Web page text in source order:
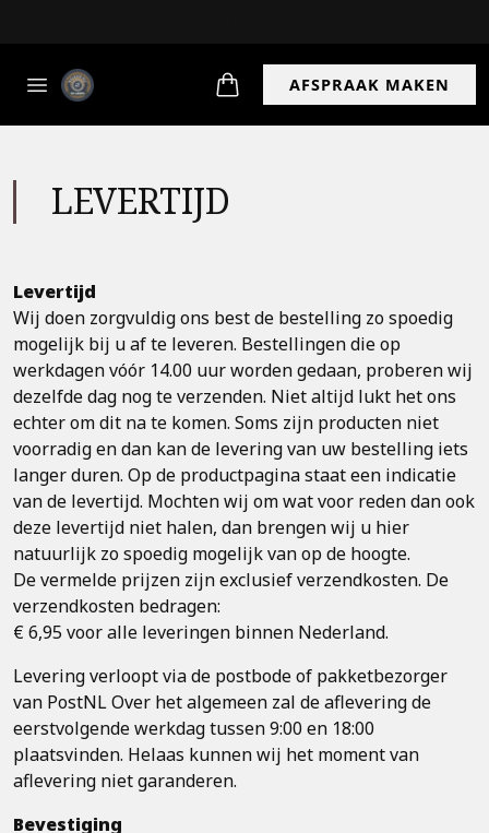
AFSPRAAK MAKEN
LEVERTIJD
Levertijd
Wij doen zorgvuldig ons best de bestelling zo spoedig
mogelijk bij u af te leveren. Bestellingen die op
werkdagen vóór 14.00 uur worden gedaan, proberen wij
dezelfde dag nog te verzenden. Niet altijd lukt het ons
echter om dit na te komen. Soms zijn producten niet
voorradig en dan kan de levering van uw bestelling iets
langer duren. Op de productpagina staat een indicatie
van de levertijd. Mochten wij om wat voor reden dan ook
deze levertijd niet halen, dan brengen wij u hier
natuurlijk zo spoedig mogelijk van op de hoogte.
De vermelde prijzen zijn exclusief verzendkosten. De
verzendkosten bedragen:
€ 6,95 voor alle leveringen binnen Nederland.
Levering verloopt via de postbode of pakketbezorger
van PostNL Over het algemeen zal de aflevering de
eerstvolgende werkdag tussen 9:00 en 18:00
plaatsvinden. Helaas kunnen wij het moment van
aflevering niet garanderen.
Bevestiging